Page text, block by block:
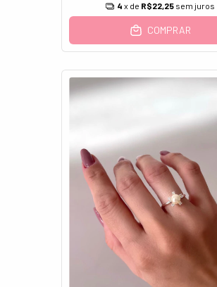
4 x de R$22,25 sem juros
COMPRAR